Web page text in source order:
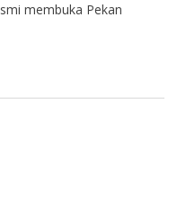
membuka Pekan